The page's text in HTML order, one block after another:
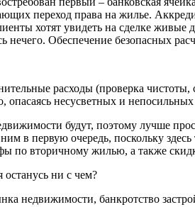
переход права на жилье.
хотят увидеть на сделке
нечего. Обеспечение безопасных
расходы (проверка
опасаясь несусветных и
будут, поэтому лучше
в первую очередь, поскольку
по вторичному жилью, а также
останусь ни с чем?
недвижимости, банкротство